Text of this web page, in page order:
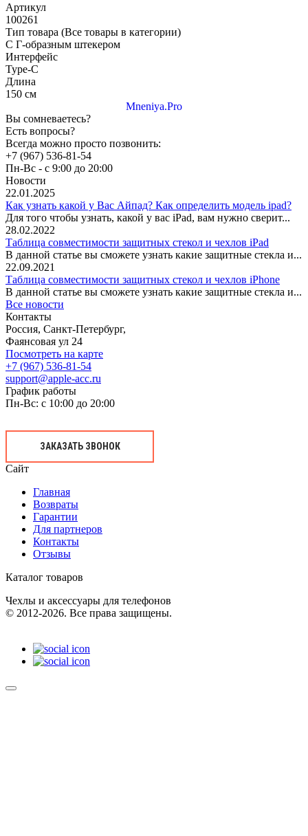
Артикул
100261
Тип товара (Все товары в категории)
С Г-образным штекером
Интерфейс
Type-C
Длина
150 см
Mneniya.Pro
Вы сомневаетесь?
Есть вопросы?
Всегда можно просто позвонить:
+7 (967) 536-81-54
Пн-Вс - с 9:00 до 20:00
Новости
22.01.2025
Как узнать какой у Вас Айпад? Как определить модель ipad?
Для того чтобы узнать, какой у вас iPad, вам нужно сверит...
28.02.2022
Таблица совместимости защитных стекол и чехлов iPad
В данной статье вы сможете узнать какие защитные стекла и...
22.09.2021
Таблица совместимости защитных стекол и чехлов iPhone
В данной статье вы сможете узнать какие защитные стекла и...
Все новости
Контакты
Россия, Санкт-Петербург,
Фаянсовая ул 24
Посмотреть на карте
+7 (967) 536-81-54
support@apple-acc.ru
График работы
Пн-Вс: с 10:00 до 20:00
ЗАКАЗАТЬ ЗВОНОК
Сайт
Главная
Возвраты
Гарантии
Для партнеров
Контакты
Отзывы
Каталог товаров
Чехлы и аксессуары для телефонов
© 2012-2026. Все права защищены.